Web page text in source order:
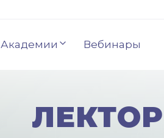
Академии Вебинары